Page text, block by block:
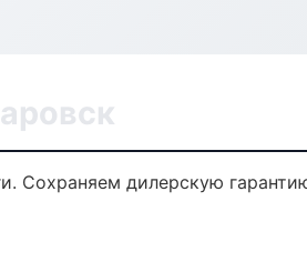
Сохраняем дилерскую